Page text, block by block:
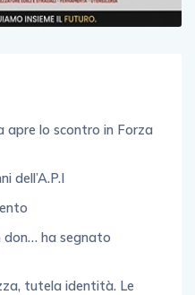
apre lo scontro in Forza
dell’A.P.I
don… ha segnato
tutela identità. Le